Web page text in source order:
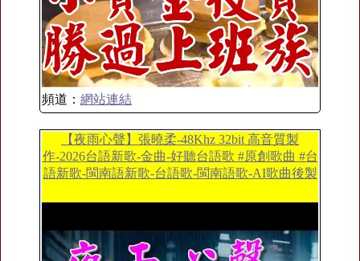
頻道： 網站連結
【夜雨心聲】張曉柔-48Khz 32bit 高音質製
作-2026台語新歌-金曲-好聽台語歌 #原創歌曲 #台
語新歌-閩南語新歌-台語歌-閩南語歌-AI歌曲後製